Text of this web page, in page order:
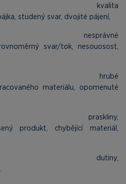
kvalita
studený svar, dvojité pájení,
svar/tok, nesouosost,
materiálu, opomenuté
praskliny,
produkt, chybějící materiál,